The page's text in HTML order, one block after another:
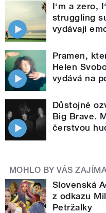
I‘m a zero,
struggling
vydávají
Pramen,
Helen
vydává na
Důstojné
Big Brave.
čerstvou
MOHLO BY VÁS
Slovenská
z odkazu
Petržalky